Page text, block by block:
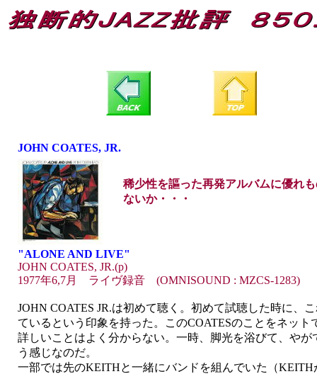
JOHN COATES, JR.
稀少性を謳った再発アルバムに優れ
ないか・・・
"ALONE AND LIVE"
JOHN COATES, JR.(p)
1977年6,7月 ライヴ録音 (OMNISOUND : MZCS-1283)
JOHN COATES JR.は初めて聴く。初めて試聴した時に、
ているという印象を持った。このCOATESのことをネット
詳しいことはよく分からない。一時、脚光を浴びて、や
う感じなのだ。
一部では先のKEITHと一緒にバンドを組んでいた（